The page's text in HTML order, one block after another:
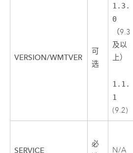
VERSION/WMTVER
可
选
1.3.
0
（9.3
及以
上）
1.1.
1
(9.2)
SERVICE
必
N/A